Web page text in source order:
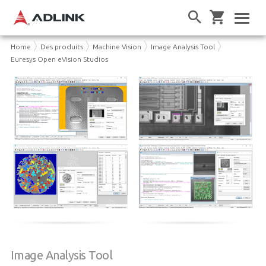
Home Des produits Machine Vision
Image Analysis Tool
Euresys Open eVision Studios
Image Analysis Tool